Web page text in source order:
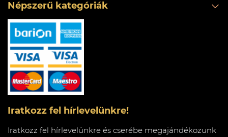
Népszerű kategóriák
Iratkozz fel hírlevelünkre!
Iratkozz fel hírlevelünkre és cserébe megajándékozunk